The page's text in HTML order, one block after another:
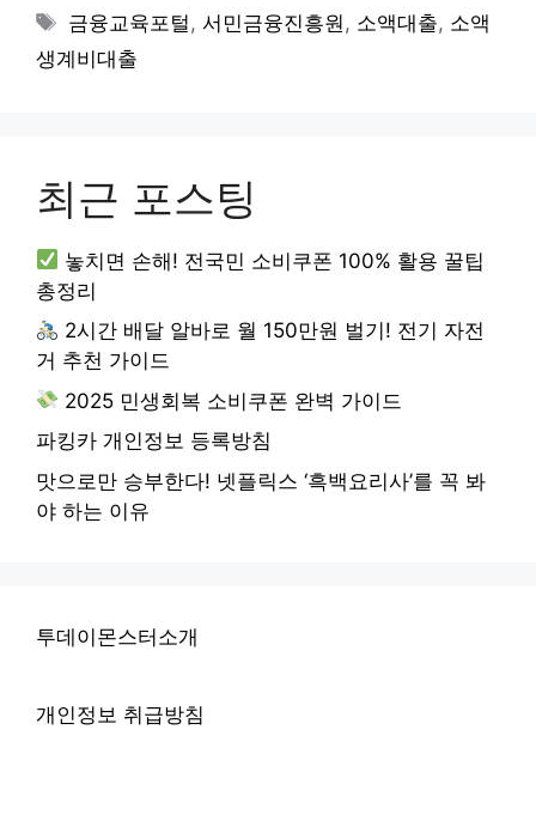
Tags
금융교육포털 , 서민금융진흥원 , 소액대출, 소액
생계비대출
최근 포스팅
놓치면 손해! 전국민 소비쿠폰 100% 활용 꿀팁
총정리
2시간 배달 알바로 월 150만원 벌기! 전기 자전
거 추천 가이드
2025 민생회복 소비쿠폰 완벽 가이드
파킹카 개인정보 등록방침
맛으로만 승부한다! 넷플릭스 ‘흑백요리사’를 꼭 봐
야 하는 이유
투데이몬스터소개
개인정보 취급방침